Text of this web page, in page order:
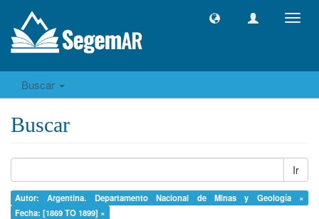
Buscar
Buscar
Ir
Autor: Argentina. Departamento Nacional de Minas y Geología ×
Fecha: [1869 TO 1899] ×